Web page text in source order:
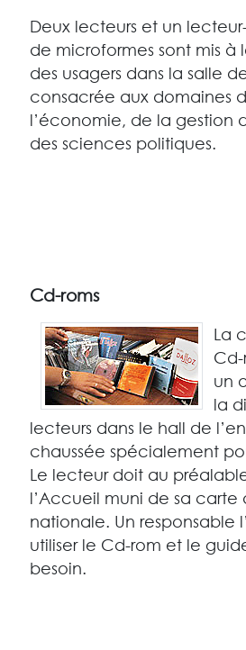
Deux lecteurs et un
de microformes sont mis à
des usagers dans la salle
consacrée aux domaines
l’économie, de la gestion
des sciences politiques.
Cd-roms
La
Cd-
un
la
lecteurs dans le hall de
chaussée spécialement
Le lecteur doit au préalable
l’Accueil muni de sa carte
nationale. Un responsable
utiliser le Cd-rom et le
besoin.